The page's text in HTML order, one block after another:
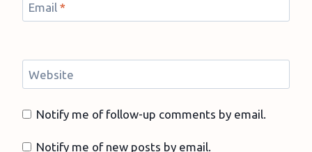
Email *
Website
Notify me of follow-up comments by email.
Notify me of new posts by email.